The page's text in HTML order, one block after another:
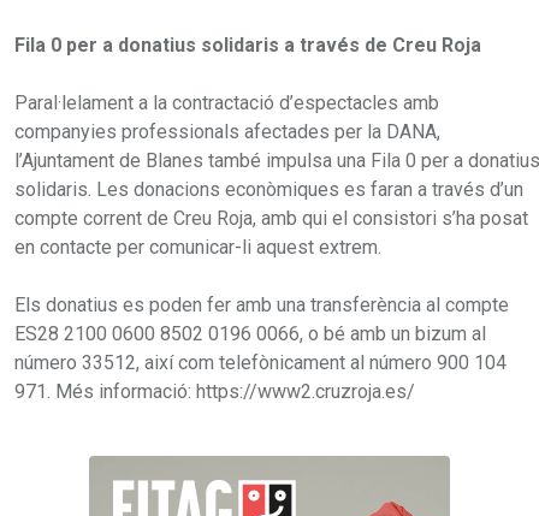
Fila 0 per a donatius solidaris a través de Creu Roja
Paral·lelament a la contractació d’espectacles amb
companyies professionals afectades per la DANA,
l’Ajuntament de Blanes també impulsa una Fila 0 per a donatius
solidaris. Les donacions econòmiques es faran a través d’un
compte corrent de Creu Roja, amb qui el consistori s’ha posat
en contacte per comunicar-li aquest extrem.
Els donatius es poden fer amb una transferència al compte
ES28 2100 0600 8502 0196 0066, o bé amb un bizum al
número 33512, així com telefònicament al número 900 104
971. Més informació: https://www2.cruzroja.es/